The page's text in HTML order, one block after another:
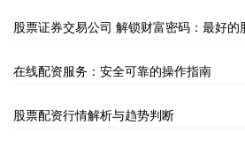
股票证券交易公司 解锁财富密码：最好
在线配资服务：安全可靠的操作指南
股票配资行情解析与趋势判断